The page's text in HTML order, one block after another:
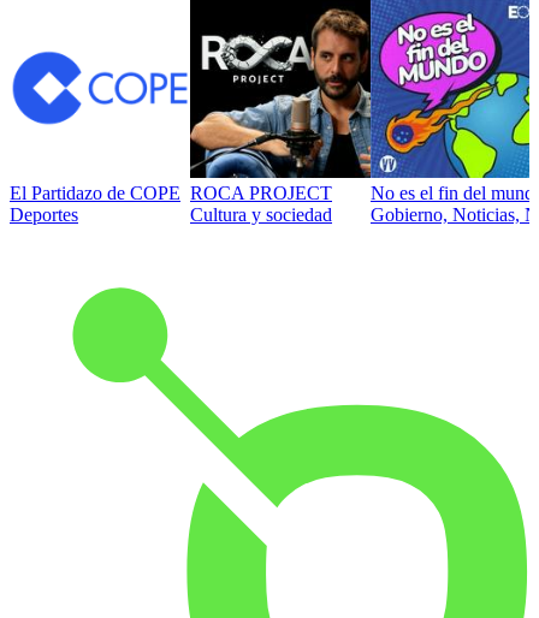
El Partidazo de COPE
Deportes
ROCA PROJECT
Cultura y sociedad
No es el fin del
Gobierno, Noticias,